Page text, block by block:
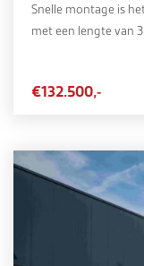
Snelle montage is
met een lengte van
€132.500,-